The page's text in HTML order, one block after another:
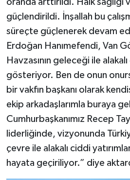
oranda arttırıldı. Halk
güçlendirildi. İnşallah bu
süreçte güçlenerek devam
Erdoğan Hanımefendi, Van
Havzasının geleceği ile
gösteriyor. Ben de onun
bir vakfın başkanı olarak
ekip arkadaşlarımla buraya
Cumhurbaşkanımız Recep
liderliğinde, vizyonunda
çevre ile alakalı ciddi
hayata geçiriliyor.” diye